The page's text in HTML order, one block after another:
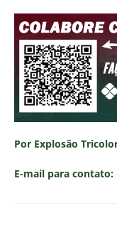
Por Explosão
E-mail para contato: